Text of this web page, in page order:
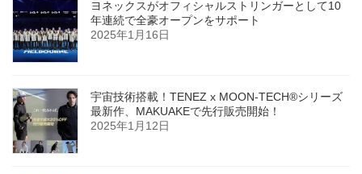
ヨネックスがオフィシャルストリンガーとして10
年連続で全豪オープンをサポート
2025年1月16日
宇宙技術搭載！TENEZ x MOON-TECH®シリーズ
最新作、MAKUAKEで先行販売開始！
2025年1月12日